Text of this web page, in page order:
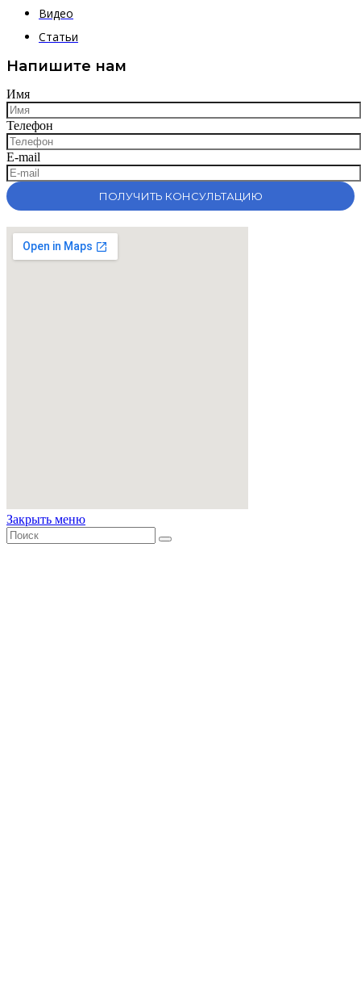
Видео
Статьи
Напишите нам
Имя
Телефон
E-mail
Закрыть меню